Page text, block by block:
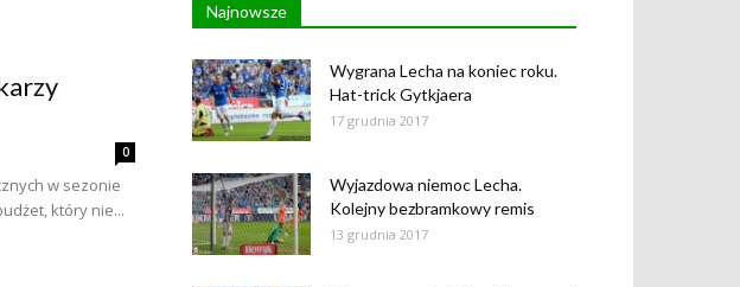
0
w sezonie
który nie...
Najnowsze
Wygrana Lecha na koniec roku.
Hat-trick Gytkjaera
17 grudnia 2017
Wyjazdowa niemoc Lecha.
Kolejny bezbramkowy remis
13 grudnia 2017